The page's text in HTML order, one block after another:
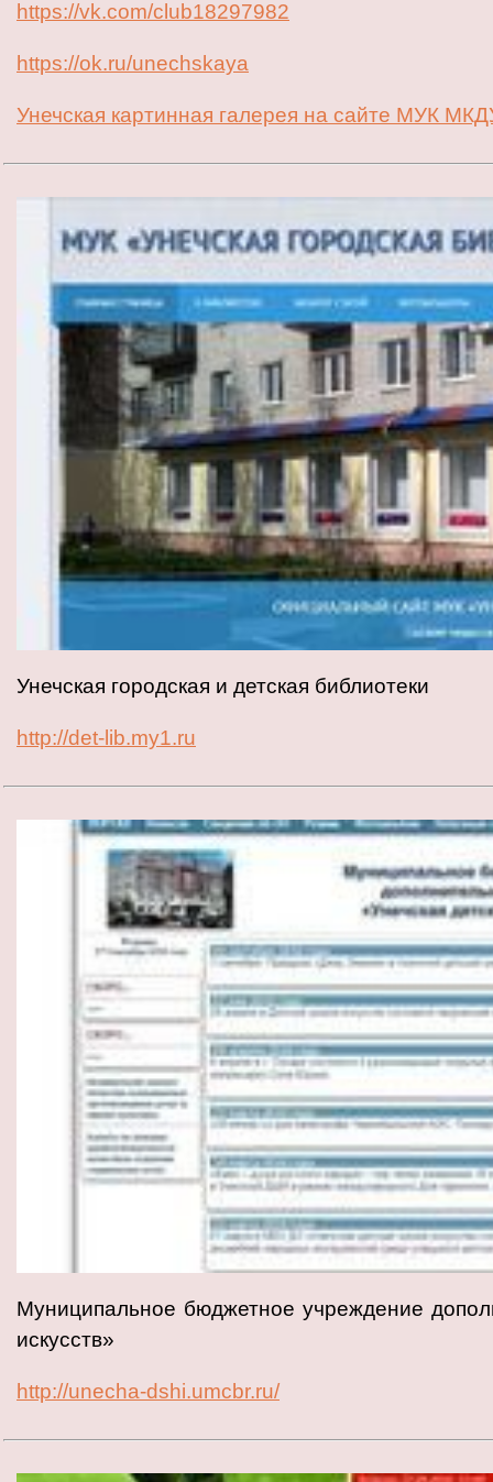
https://vk.com/club18297982
https://ok.ru/unechskaya
Унечская картинная галерея на сайте МУК
Унечская городская и детская библиотеки
http://det-lib.my1.ru
Муниципальное бюджетное учреждение
искусств»
http://unecha-dshi.umcbr.ru/